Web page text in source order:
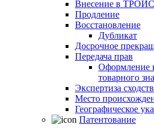
Внесение в ТРОИС
Продление
Восстановление
Дубликат
Досрочное
Передача прав
Оформление
товарного
Экспертиза
Место
Географическое
Патентование